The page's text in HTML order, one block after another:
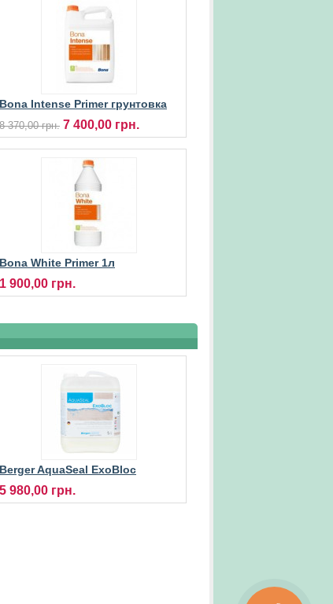
Bona Intense Primer грунтовка
для паркету
8 370,00 грн. 7 400,00 грн.
Bona White Primer 1л
грунтовка для паркетної
дошки
1 900,00 грн.
Berger AquaSeal ExoBloc
грунтуючий лак для паркету
5 980,00 грн.